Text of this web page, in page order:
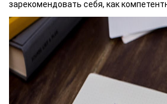
зарекомендовать себя, как